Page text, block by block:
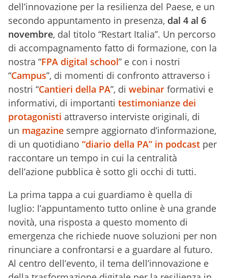
dell’innovazione per la resilienza del Paese, e un
secondo appuntamento in presenza, dal 4 al 6
novembre, dal titolo “Restart Italia”. Un percorso
di accompagnamento fatto di formazione, con la
nostra “FPA digital school” e con i nostri
“Campus”, di momenti di confronto attraverso i
nostri “Cantieri della PA”, di webinar formativi e
informativi, di importanti testimonianze dei
protagonisti attraverso interviste originali, di
un magazine sempre aggiornato d’informazione,
di un quotidiano “diario della PA” in podcast per
raccontare un tempo in cui la centralità
dell’azione pubblica è sotto gli occhi di tutti.
La prima tappa a cui guardiamo è quella di
luglio: l’appuntamento tutto online è una grande
novità, una risposta a questo momento di
emergenza che richiede nuove soluzioni per non
rinunciare a confrontarsi e a guardare al futuro.
Al centro dell’evento, il tema dell’innovazione e